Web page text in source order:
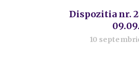
Dispozitia nr.
10